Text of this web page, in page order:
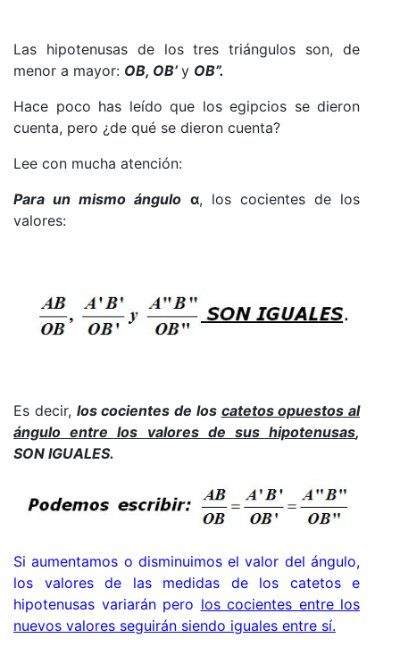
Las hipotenusas de los tres triángulos son, de
menor a mayor: OB, OB’ y OB”.
Hace poco has leído que los egipcios se dieron
cuenta, pero ¿de qué se dieron cuenta?
Lee con mucha atención:
Para un mismo ángulo α, los cocientes de los
valores:
Es decir, los cocientes de los catetos opuestos al
ángulo entre los valores de sus hipotenusas,
SON IGUALES.
Si aumentamos o disminuimos el valor del ángulo,
los valores de las medidas de los catetos e
hipotenusas variarán pero los cocientes entre los
nuevos valores seguirán siendo iguales entre sí.